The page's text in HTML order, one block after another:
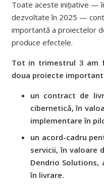
Toate aceste inițiative —
dezvoltate în 2025 —
importantă a proiectelor
produce efectele.
Tot in trimestrul 3 am
doua proiecte
un contract de
cibernetică, în
implementare în
un acord-cadru
servicii, în valoare
Dendrio Solutions,
în livrare.